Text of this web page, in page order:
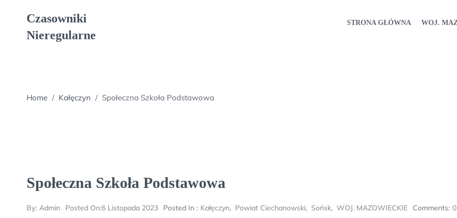
Czasowniki
Nieregularne
STRONA GŁÓWNA WOJ.
Home / Kałęczyn / Społeczna Szkoła Podstawowa
Społeczna Szkoła Podstawowa
By: Admin Posted On:6 Listopada 2023 Posted In : Kałęczyn, Powiat Ciechanowski, Sońsk, WOJ. MAZOWIECKIE Comments: 0